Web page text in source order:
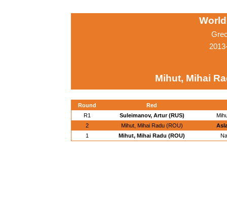
Mihut, Mihai
Round
Red
R1
Suleimanov, Artur (RUS)
2
Mihut, Mihai Radu (ROU)
1
Mihut, Mihai Radu (ROU)